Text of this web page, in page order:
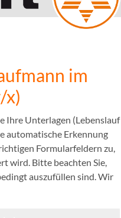
im
x)
Ihre Unterlagen (Lebenslauf
automatische Erkennung
Formularfeldern zu,
wird. Bitte beachten Sie,
auszufüllen sind. Wir